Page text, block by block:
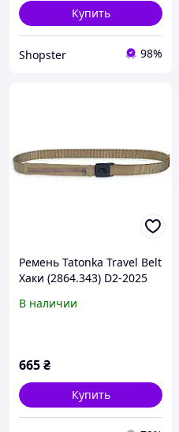
Купить
Shopster 98%
Ремень Tatonka Travel Belt
Хаки (2864.343) D2-2025
В наличии
665₴
Купить